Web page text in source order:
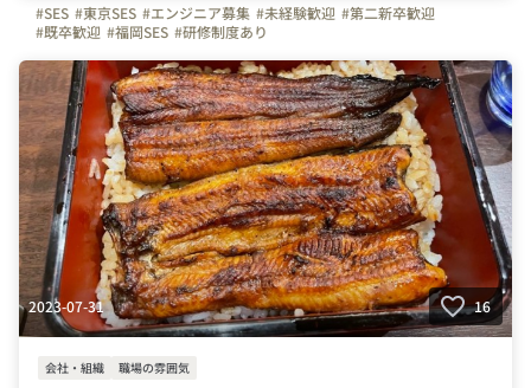
#SES #東京SES #エンジニア募集 #未経験歓迎 #第二新卒歓迎
#既卒歓迎 #福岡SES #研修制度あり
2023-07-31 16
会社・組織 職場の雰囲気